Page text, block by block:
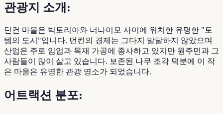
관광지 소개:
던컨 마을은 빅토리아와 너나이모 사이에 위치한 유명한 "토
템의 도시"입니다. 던컨의 경제는 그다지 발달하지 않았으며
산업은 주로 임업과 목재 가공에 종사하고 있지만 원주민과 그
사람들이 많이 살고 있습니다. 보존된 나무 조각 덕분에 이 작
은 마을은 유명한 관광 명소가 되었습니다.
어트랙션 분포: